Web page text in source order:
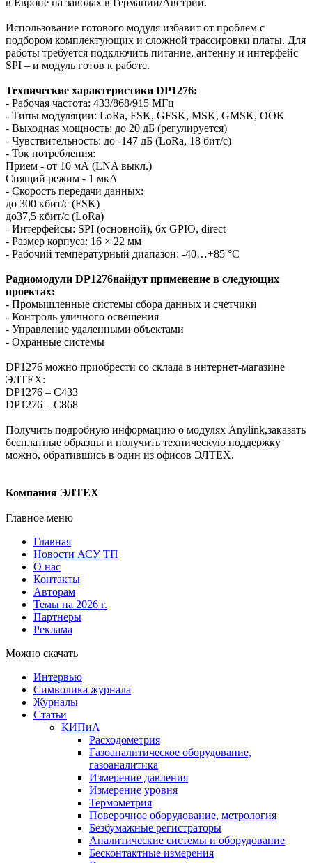
в Европе на заводах в Германии/Австрии.
Использование готового модуля избавит от проблем с
подбором комплектующих и сложной трассировки платы. Для
работы требуется подключить питание, антенну и интерфейс
SPI – и модуль готов к работе.
Технические характеристики DP1276:
- Рабочая частота: 433/868/915 МГц
- Типы модуляции: LoRa, FSK, GFSK, MSK, GMSK, OOK
- Выходная мощность: до 20 дБ (регулируется)
- Чувствительность: до -147 дБ (LoRa, 18 бит/c)
- Ток потребления:
Прием - от 10 мА (LNA выкл.)
Спящий режим - 1 мкА
- Скорость передачи данных:
до 300 кбит/c (FSK)
до37,5 кбит/с (LoRa)
- Интерфейсы: SPI (основной), 6x GPIO, direct
- Размер корпуса: 16 × 22 мм
- Рабочий температурный диапазон: -40…+85 °С
Радиомодули DP1276найдут применение в следующих
проектах:
- Промышленные системы сбора данных и счетчики
- Контроль уличного освещения
- Управление удаленными объектами
- Охранные системы
DP1276 можно приобрести со склада в интернет-магазине
ЭЛТЕХ:
DP1276 – C433
DP1276 – C868
Получить подробную информацию о модулях Anylink,заказать
бесплатные образцы и получить техническую поддержку
можно, обратившись в один из офисов ЭЛТЕХ.
Компания ЭЛТЕХ
Главное меню
Главная
Новости АСУ ТП
О нас
Контакты
Авторам
Темы на 2026 г.
Партнеры
Реклама
Можно скачать
Интервью
Символика журнала
Журналы
Статьи
КИПиА
Расходометрия
Газоаналитическое оборудование,
газоаналитика
Измерение давления
Измерение уровня
Термометрия
Поверочное оборудование, метрология
Безбумажные регистраторы
Аналитические системы и оборудование
Бесконтактные измерения